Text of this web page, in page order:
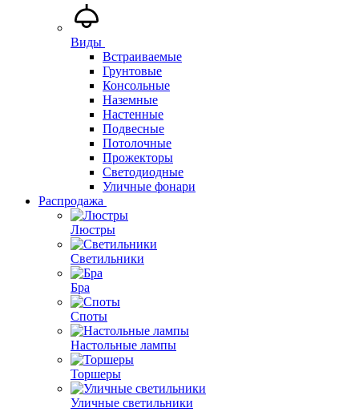
Виды
Встраиваемые
Грунтовые
Консольные
Наземные
Настенные
Подвесные
Потолочные
Прожекторы
Светодиодные
Уличные фонари
Распродажа
Люстры
Светильники
Бра
Споты
Настольные лампы
Торшеры
Уличные светильники